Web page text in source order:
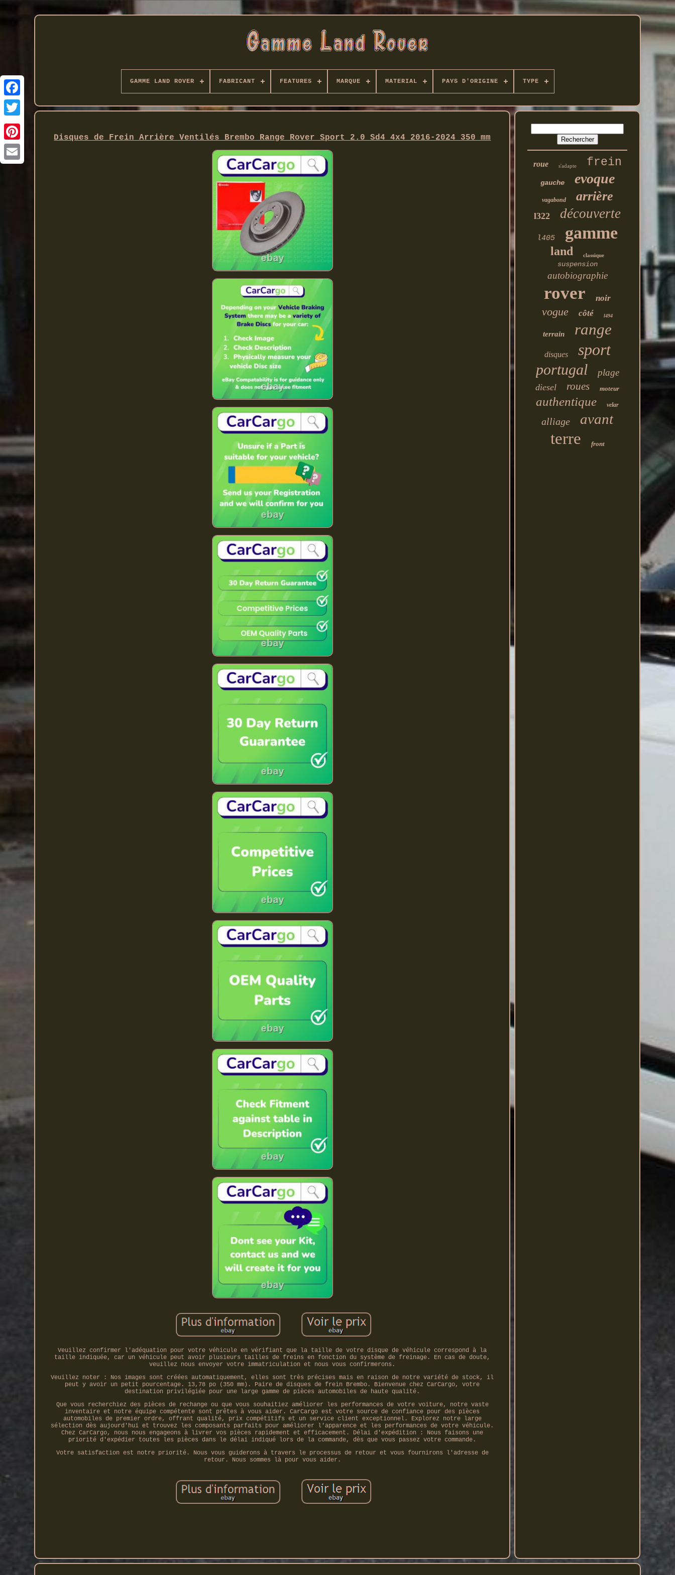
Twitter
GAMME LAND ROVER FABRICANT FEATURES MARQUE MATERIAL PAYS D'ORIGINE TYPE
Disques de Frein Arrière Ventilés Brembo Range Rover Sport 2.0 Sd4 4x4 2016-2024 350 mm
Veuillez confirmer l'adéquation pour votre véhicule en vérifiant que la taille de votre disque de véhicule correspond à la
taille indiquée, car un véhicule peut avoir plusieurs tailles de freins en fonction du système de freinage. En cas de doute,
veuillez nous envoyer votre immatriculation et nous vous confirmerons.
Veuillez noter : Nos images sont créées automatiquement, elles sont très précises mais en raison de notre variété de stock, il
peut y avoir un petit pourcentage. 13,78 po (350 mm). Paire de disques de frein Brembo. Bienvenue chez CarCargo, votre
destination privilégiée pour une large gamme de pièces automobiles de haute qualité.
Que vous recherchiez des pièces de rechange ou que vous souhaitiez améliorer les performances de votre voiture, notre vaste
inventaire et notre équipe compétente sont prêtes à vous aider. CarCargo est votre source de confiance pour des pièces
automobiles de premier ordre, offrant qualité, prix compétitifs et un service client exceptionnel. Explorez notre large
sélection dès aujourd'hui et trouvez les composants parfaits pour améliorer l'apparence et les performances de votre véhicule.
Chez CarCargo, nous nous engageons à livrer vos pièces rapidement et efficacement. Délai d'expédition : Nous faisons une
priorité d'expédier toutes les pièces dans le délai indiqué lors de la commande, dès que vous passez votre commande.
Votre satisfaction est notre priorité. Nous vous guiderons à travers le processus de retour et vous fournirons l'adresse de
retour. Nous sommes là pour vous aider.
roue s'adapte frein
gauche evoque
vagabond arrière
l322 découverte
l405 gamme
land classique
suspension
autobiographie
rover noir
vogue côté l494
terrain range
disques sport
portugal plage
diesel roues moteur
authentique velar
alliage avant
terre front